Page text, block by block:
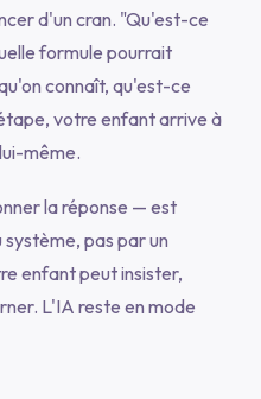
d'un cran. "Qu'est-ce
formule pourrait
connaît, qu'est-ce
votre enfant arrive à
même.
la réponse — est
pas par un
enfant peut insister,
L'IA reste en mode